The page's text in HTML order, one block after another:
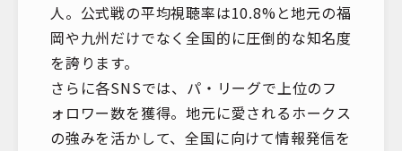
人。公式戦の平均視聴率は10.8%と地元の福
岡や九州だけでなく全国的に圧倒的な知名度
を誇ります。
さらに各SNSでは、パ・リーグで上位のフ
ォロワー数を獲得。地元に愛されるホークス
の強みを活かして、全国に向けて情報発信を